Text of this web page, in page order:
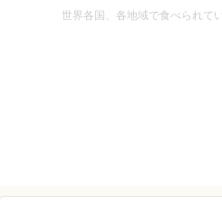
世界各国、各地域で食べられて